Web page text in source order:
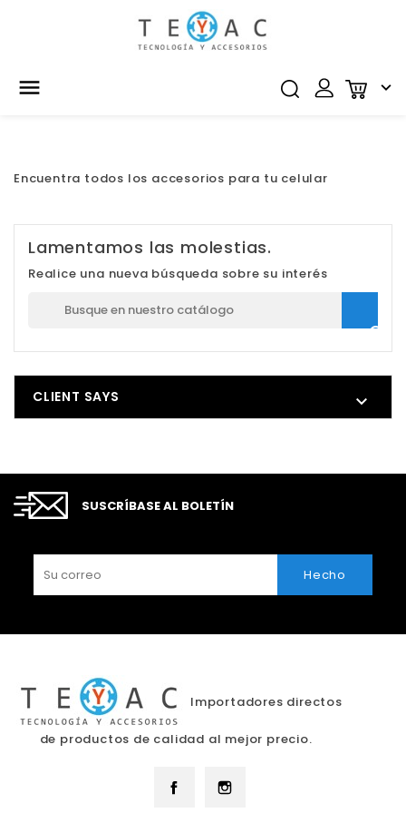
 
Encuentra todos los accesorios para tu celular
Lamentamos las molestias.
Realice una nueva búsqueda sobre su interés

CLIENT SAYS 
SUSCRÍBASE AL BOLETÍN
Importadores directos
de productos de calidad al mejor precio.
Facebook